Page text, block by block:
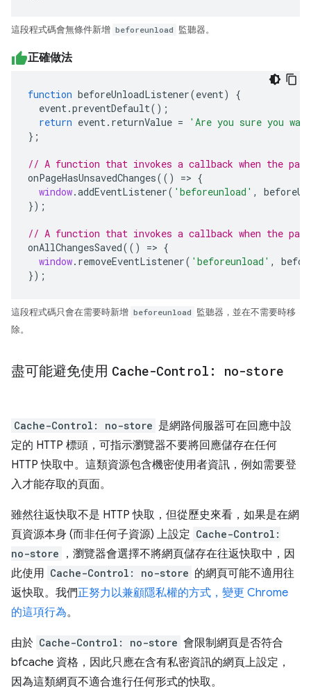
這段程式碼會無條件新增 beforeunload 監聽器。
正確做法
function beforeUnloadListener(event)
{
event.preventDefault();
return event. returnValue =
'Are you sure you
};
// A function that invokes a callback when the page
onPageHasUnsavedChanges(() => {
window.addEventListener( 'beforeunload' ,
});
// A function that invokes a callback when the
onAllChangesSaved(() => {
window. removeEventListener( 'beforeunload' ,
});
這段程式碼只會在需要時新增 beforeunload 監聽器，並在不需要時移
除。
盡可能避免使用 Cache-Control: no-store
Cache-Control: no-store 是網路伺服器可在回應中設
定的 HTTP 標頭，可指示瀏覽器不要將回應儲存在任何
HTTP 快取中。這類資源包含機密使用者資訊，例如需要登
入才能存取的頁面。
雖然往返快取不是 HTTP 快取，但從歷史來看，如果是在網
頁資源本身 (而非任何子資源) 上設定 Cache-Control:
no-store
，瀏覽器會選擇不將網頁儲存在往返快取中，因
此使用 Cache-Control: no-store 的網頁可能不適用往
返快取。我們正努力以兼顧隱私權的方式，變更 Chrome
的這項行為。
由於 Cache-Control: no-store 會限制網頁是否符合
bfcache 資格，因此只應在含有私密資訊的網頁上設定，
因為這類網頁不適合進行任何形式的快取。